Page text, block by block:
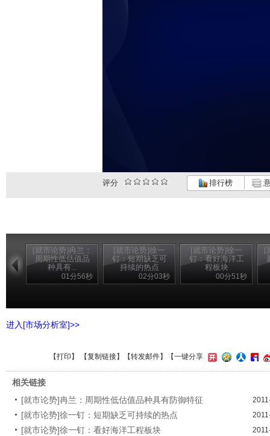
评分 排行榜
[就市论势]冉兰：
周期性低估值品
种具有...
01分56秒
[就市论势]徐一
钉：短期缺乏可
持续的热点
02分03秒
[就市论势]徐一
钉：看好海洋工
程板块
00分51秒
[
进入[市场分析室]>>
【打印 】 【复制链接】【转发邮件】 【一键分享
相关链接
[就市论势]冉兰：周期性低估值品种具有防御特征
[就市论势]徐一钉：短期缺乏可持续的热点
[就市论势]徐一钉：看好海洋工程板块